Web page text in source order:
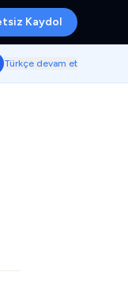
Kaydol
Türkçe devam et